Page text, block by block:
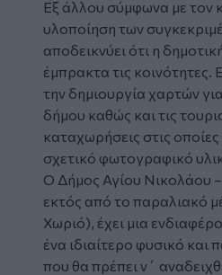
Εξ άλλου σύμφωνα με τον
υλοποίηση των
αποδεικνύει ότι η
έμπρακτα τις κοινότητες.
την δημιουργία χαρτών
δήμου καθώς και τις
καταχωρήσεις στις
σχετικό φωτογραφικό
Ο Δήμος Αγίου Νικολάου
εκτός από το παραλιακό
Χωριό), έχει μια
ένα ιδιαίτερο φυσικό και
που θα πρέπει ν΄